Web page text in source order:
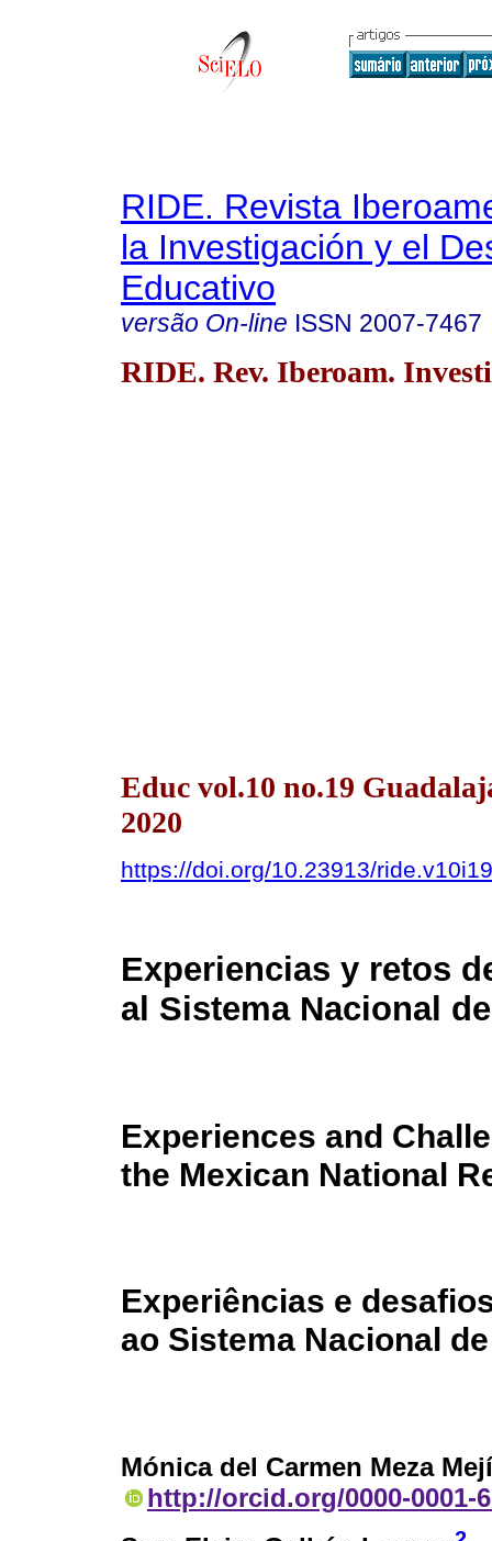
RIDE. Revista
la Investigación y el
Educativo
versão On-line ISSN 2007-7467
RIDE. Rev. Iberoam.
Educ vol.10 no.19
2020
https://doi.org/10.23913/
Experiencias y retos
al Sistema Nacional
Experiences and
the Mexican National
Experiências e
ao Sistema Nacional
Mónica del Carmen Meza
http://orcid.org/0000-0001-